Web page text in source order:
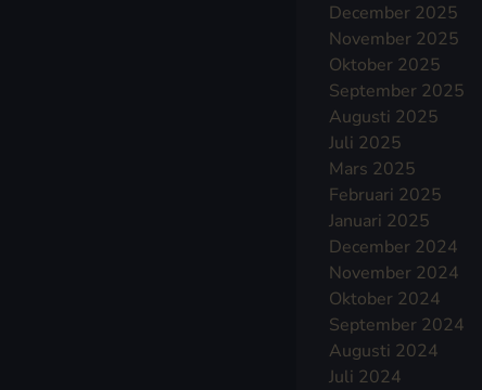
December 2025
November 2025
Oktober 2025
September 2025
Augusti 2025
Juli 2025
Mars 2025
Februari 2025
Januari 2025
December 2024
November 2024
Oktober 2024
September 2024
Augusti 2024
Juli 2024